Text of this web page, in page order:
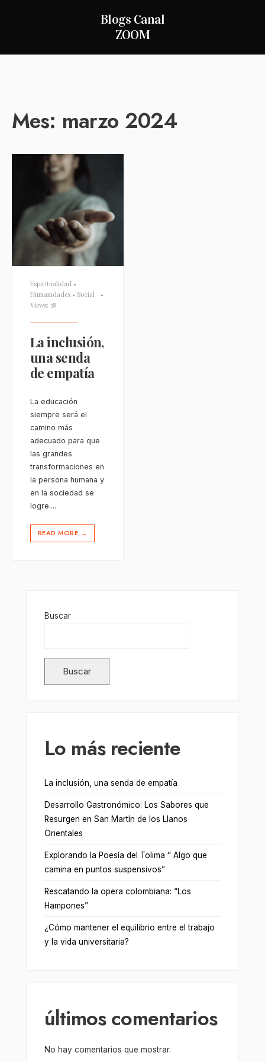
Blogs Canal
ZOOM
Mes: marzo 2024
Espiritualidad •
Humanidades • Social
•
Views: 38
La inclusión,
una senda
de empatía
La educación
siempre será el
camino más
adecuado para que
las grandes
transformaciones en
la persona humana y
en la sociedad se
logre....
READ MORE →
Buscar
Buscar
Lo más reciente
La inclusión, una senda de empatía
Desarrollo Gastronómico: Los Sabores que
Resurgen en San Martín de los Llanos
Orientales
Explorando la Poesía del Tolima ” Algo que
camina en puntos suspensivos”
Rescatando la opera colombiana: “Los
Hampones”
¿Cómo mantener el equilibrio entre el trabajo
y la vida universitaria?
últimos comentarios
No hay comentarios que mostrar.